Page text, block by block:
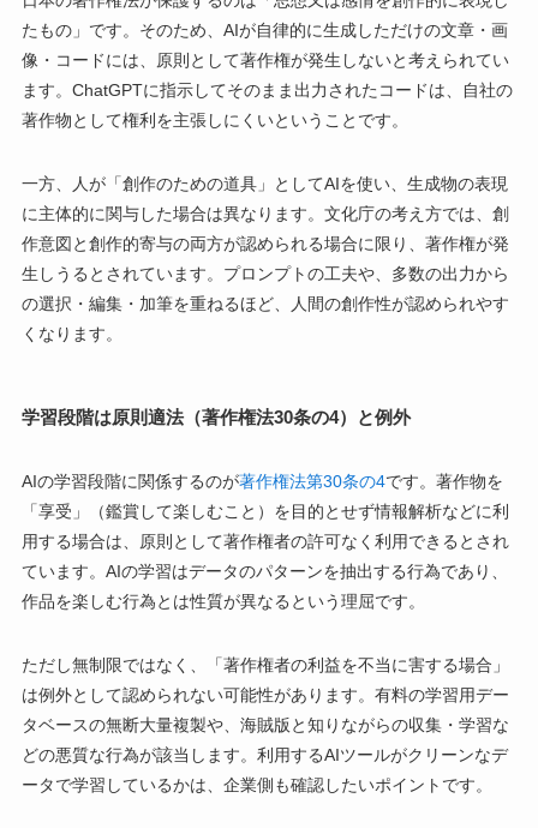
たもの」です。そのため、AIが自律的に生成しただけの文章・画
像・コードには、原則として著作権が発生しないと考えられてい
ます。ChatGPTに指示してそのまま出力されたコードは、自社の
著作物として権利を主張しにくいということです。
一方、人が「創作のための道具」としてAIを使い、生成物の表現
に主体的に関与した場合は異なります。文化庁の考え方では、創
作意図と創作的寄与の両方が認められる場合に限り、著作権が発
生しうるとされています。プロンプトの工夫や、多数の出力から
の選択・編集・加筆を重ねるほど、人間の創作性が認められやす
くなります。
学習段階は原則適法（著作権法30条の4）と例外
AIの学習段階に関係するのが著作権法第30条の4です。著作物を
「享受」（鑑賞して楽しむこと）を目的とせず情報解析などに利
用する場合は、原則として著作権者の許可なく利用できるとされ
ています。AIの学習はデータのパターンを抽出する行為であり、
作品を楽しむ行為とは性質が異なるという理屈です。
ただし無制限ではなく、「著作権者の利益を不当に害する場合」
は例外として認められない可能性があります。有料の学習用デー
タベースの無断大量複製や、海賊版と知りながらの収集・学習な
どの悪質な行為が該当します。利用するAIツールがクリーンなデ
ータで学習しているかは、企業側も確認したいポイントです。